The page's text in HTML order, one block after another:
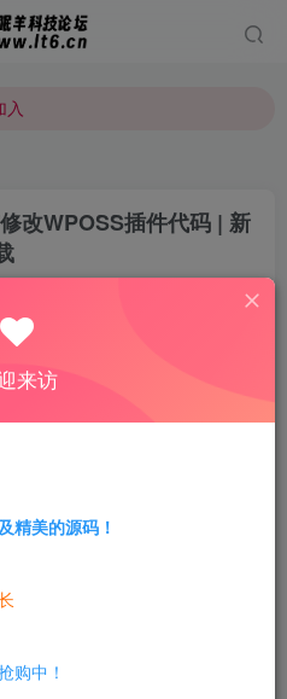
入
入
改WPOSS插件代码 | 新
私信
我们网站上就不动了呢？接
接下来小薛将教程安排出来
来访
精美的源码！
购中！